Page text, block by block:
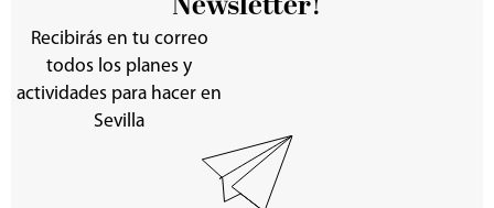
Newsletter!
Recibirás en tu correo
todos los planes y
actividades para hacer en
Sevilla